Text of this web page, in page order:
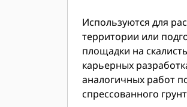
Используются для
территории или
площадки на
карьерных
аналогичных работ
спрессованного